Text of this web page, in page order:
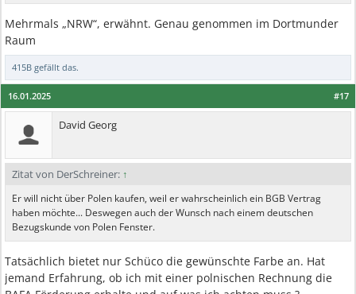
Mehrmals „NRW“, erwähnt. Genau genommen im Dortmunder
Raum
415B gefällt das.
#17
16.01.2025
David Georg
Zitat von DerSchreiner: ↑
Er will nicht über Polen kaufen, weil er wahrscheinlich ein BGB Vertrag
haben möchte... Deswegen auch der Wunsch nach einem deutschen
Bezugskunde von Polen Fenster.
Tatsächlich bietet nur Schüco die gewünschte Farbe an. Hat
jemand Erfahrung, ob ich mit einer polnischen Rechnung die